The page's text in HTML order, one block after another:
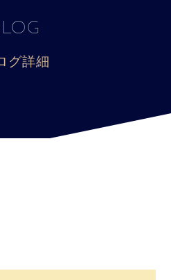
グ詳細